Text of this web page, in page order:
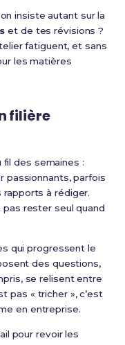
insiste autant sur la
et de tes révisions ?
fatiguent, et sans
les matières
filière
des semaines :
passionnants, parfois
à rédiger.
pas rester seul quand
qui progressent le
des questions,
se relisent entre
pas « tricher », c’est
en entreprise.
pour revoir les